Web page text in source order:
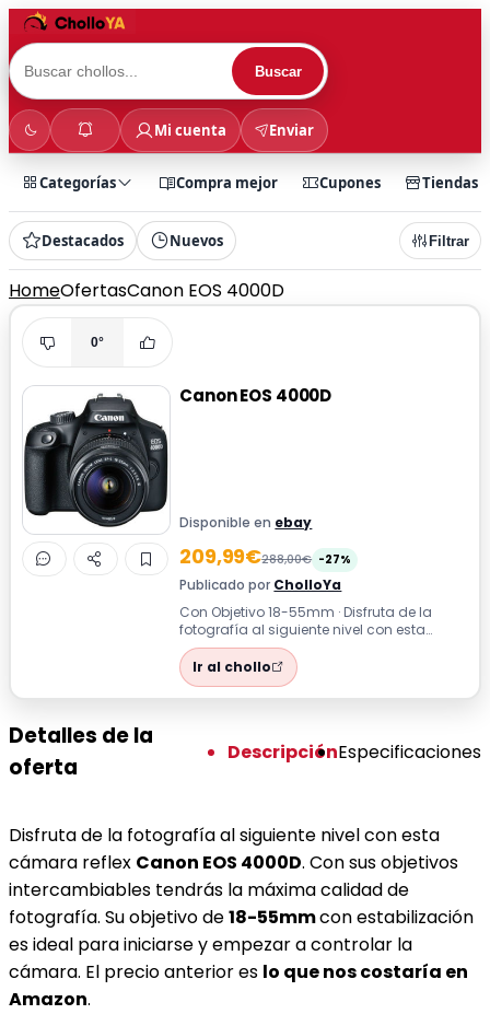
Buscar
Mi cuenta Enviar
Categorías Compra mejor Cupones Tiendas
Destacados Nuevos Filtrar
HomeOfertasCanon EOS 4000D
0°
Canon EOS 4000D
Disponible en ebay
209,99€288,00€ -27%
Publicado por CholloYa
Con Objetivo 18-55mm · Disfruta de la
fotografía al siguiente nivel con esta
cámara reflex Canon EOS 4000D. Con sus
o...Ir al chollo
Detalles de la
oferta
DescripciónEspecificaciones
Disfruta de la fotografía al siguiente nivel con esta
cámara reflex Canon EOS 4000D. Con sus objetivos
intercambiables tendrás la máxima calidad de
fotografía. Su objetivo de18-55mmcon estabilización
es ideal para iniciarse y empezar a controlar la
cámara. El precio anterior es lo que nos costaría en
Amazon.